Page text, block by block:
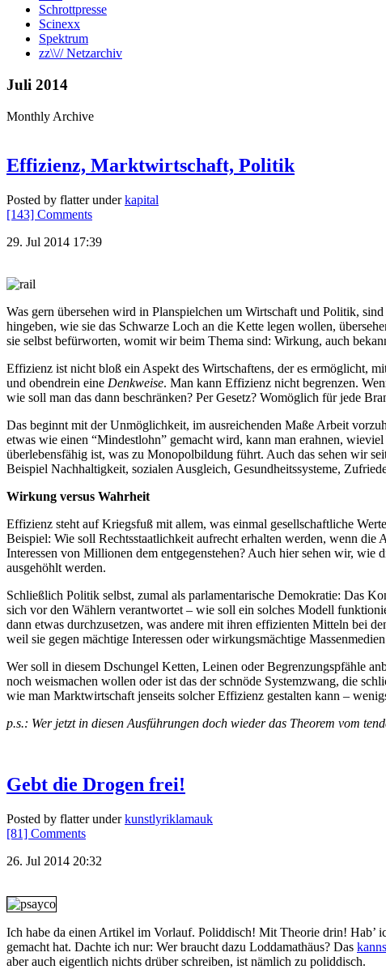
Schrottpresse
Scinexx
Spektrum
zz\\// Netzarchiv
Juli 2014
Monthly Archive
Effizienz, Marktwirtschaft, Politik
Posted by flatter underkapital
[143] Comments
29. Jul 2014 17:39
Was gern übersehen wird in Planspielchen um Wirtschaft und Politik,
hingeben, wie sie das Schwarze Loch an die Kette legen wollen,
sie selbst befürworten, womit wir beim Thema sind: Wirkung, auch
Effizienz ist nicht bloß ein Aspekt des Wirtschaftens, der es ermöglicht,
und obendrein eine Denkweise. Man kann Effizienz nicht begrenzen.
wie soll man das dann beschränken? Per Gesetz? Womöglich für jede
Das beginnt mit der Unmöglichkeit, im ausreichenden Maße Arbeit
etwas wie einen “Mindestlohn” gemacht wird, kann man erahnen,
überlebensfähig ist, was zu Monopolbildung führt. Auch das sehen wir
Beispiel Nachhaltigkeit, sozialen Ausgleich, Gesundheitssysteme,
Wirkung versus Wahrheit
Effizienz steht auf Kriegsfuß mit allem, was einmal gesellschaftliche
Beispiel: Wie soll Rechtsstaatlichkeit aufrecht erhalten werden, wenn
Interessen von Millionen dem entgegenstehen? Auch hier sehen wir,
ausgehöhlt werden.
Schließlich Politik selbst, zumal als parlamentarische Demokratie: Das
sich vor den Wählern verantwortet – wie soll ein solches Modell
dann etwas durchzusetzen, was andere mit ihren effizienten Mitteln bei
weil sie gegen mächtige Interessen oder wirkungsmächtige
Wer soll in diesem Dschungel Ketten, Leinen oder Begrenzungspfähle
noch weismachen wollen oder ist das der schnöde Systemzwang, die
wie man Marktwirtschaft jenseits solcher Effizienz gestalten kann –
p.s.: Wer jetzt in diesen Ausführungen doch wieder das Theorem vom
Gebt die Drogen frei!
Posted by flatter underkunstlyriklamauk
[81] Comments
26. Jul 2014 20:32
Ich habe da einen Artikel im Vorlauf. Poliddisch! Mit Theorie drin! Hab’
gemacht hat. Dachte ich nur: Wer braucht dazu Loddamathäus? Das
aber auch eigentlich nichts drüber schreiben, ist nämlich zu poliddisch.